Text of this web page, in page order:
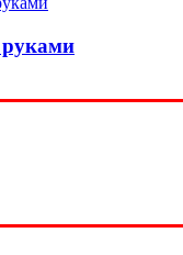
руками